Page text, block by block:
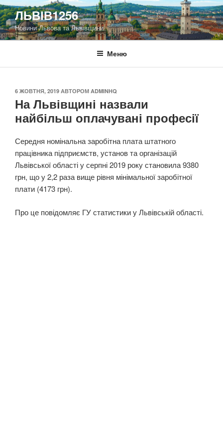
Перейти
до
вмісту
ЛЬВІВ1256
Новини Львова та Львівщини
Меню
ОПУБЛІКОВАНО
6 ЖОВТНЯ, 2019 АВТОРОМ ADMINHQ
На Львівщині назвали
найбільш оплачувані професії
Середня номінальна заробітна плата штатного
працівника підприємств, установ та організацій
Львівської області у серпні 2019 року становила 9380
грн, що у 2,2 раза вище рівня мінімальної заробітної
плати (4173 грн).
Про це повідомляє ГУ статистики у Львівській області.